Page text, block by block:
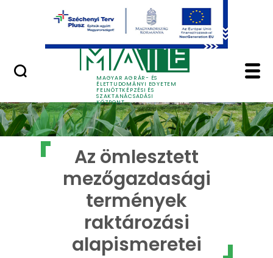
Ugrás a fő tartalomhoz
MAGYAR AGRÁR- ÉS
ÉLETTUDOMÁNYI EGYETEM
FELNŐTTKÉPZÉSI ÉS
SZAKTANÁCSADÁSI
KÖZPONT
Az ömlesztett
Az ömlesztett
mezőgazdasági
termények
raktározási
alapismeretei